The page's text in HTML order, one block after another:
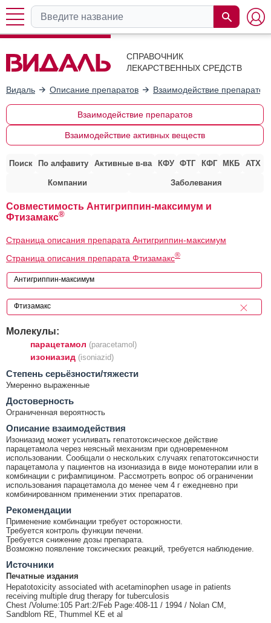
СПРАВОЧНИК
ЛЕКАРСТВЕННЫХ СРЕДСТВ
Видаль Описание препаратов Взаимодействие препаратов
Взаимодействие препаратов
Взаимодействие активных веществ
Поиск По алфавиту Активные в-ва КФУ ФТГ КФГ МКБ АТХ
Компании Заболевания
Совместимость Антигриппин-максимум и
Фтизамакс®
Страница описания препарата Антигриппин-максимум
Страница описания препарата Фтизамакс®
Молекулы:
парацетамол (paracetamol)
изониазид (isoniazid)
Cтепень серьёзности/тяжести
Умеренно выраженные
Достоверность
Ограниченная вероятность
Описание взаимодействия
Изониазид может усиливать гепатотоксическое действие
парацетамола через неясный механизм при одновременном
использовании. Сообщали о нескольких случаях гепатотоксичности
парацетамола у пациентов на изониазида в виде монотерапии или в
комбинации с рифампицином. Рассмотреть вопрос об ограничении
использования парацетамола до менее чем 4 г ежедневно при
комбинированном применении этих препаратов.
Рекомендации
Применение комбинации требует осторожности.
Требуется контроль функции печени.
Требуется снижение дозы препарата.
Возможно появление токсических реакций, требуется наблюдение.
Источники
Печатные издания
Hepatotoxicity associated with acetaminophen usage in patients
receiving multiple drug therapy for tuberculosis
Chest /Volume:105 Part:2/Feb Page:408-11 / 1994 / Nolan CM,
Sandblom RE, Thummel KE et al